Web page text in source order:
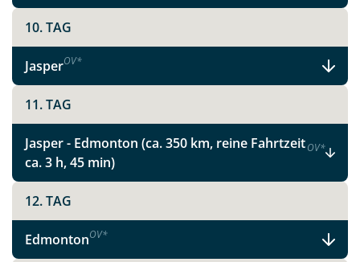
10. TAG
JasperOV*
11. TAG
Jasper - Edmonton (ca. 350 km, reine Fahrtzeit
ca. 3 h, 45 min)
OV*
12. TAG
EdmontonOV*